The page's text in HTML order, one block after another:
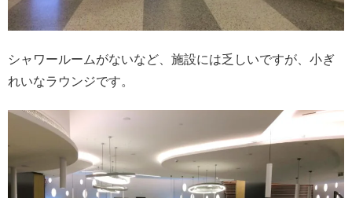
シャワールームがないなど、施設には乏しいですが、小ぎ
れいなラウンジです。